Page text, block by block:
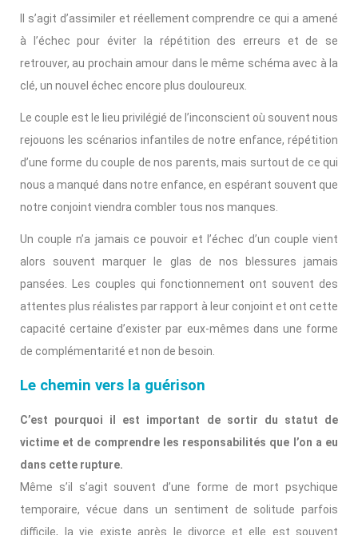
Il s’agit d’assimiler et réellement comprendre ce qui a amené
à l’échec pour éviter la répétition des erreurs et de se
retrouver, au prochain amour dans le même schéma avec à la
clé, un nouvel échec encore plus douloureux.
Le couple est le lieu privilégié de l’inconscient où souvent nous
rejouons les scénarios infantiles de notre enfance, répétition
d’une forme du couple de nos parents, mais surtout de ce qui
nous a manqué dans notre enfance, en espérant souvent que
notre conjoint viendra combler tous nos manques.
Un couple n’a jamais ce pouvoir et l’échec d’un couple vient
alors souvent marquer le glas de nos blessures jamais
pansées. Les couples qui fonctionnement ont souvent des
attentes plus réalistes par rapport à leur conjoint et ont cette
capacité certaine d’exister par eux-mêmes dans une forme
de complémentarité et non de besoin.
Le chemin vers la guérison
C’est pourquoi il est important de sortir du statut de
victime et de comprendre les responsabilités que l’on a eu
dans cette rupture.
Même s’il s’agit souvent d’une forme de mort psychique
temporaire, vécue dans un sentiment de solitude parfois
difficile, la vie existe après le divorce et elle est souvent